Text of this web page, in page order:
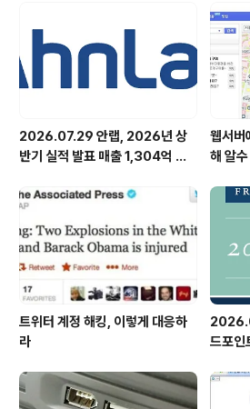
본 V3 Internet Security 2007의 개인 방화벽 설
동일한 화면을 볼 수 있다. 앞서 살펴본 프로그램 ..
2026.07.29 안랩, 2026년 상
반기 실적 발표 매출 1,304억 원,
웹서버
해 알
트위터 계정 해킹, 이렇게 대응하
라
드포인